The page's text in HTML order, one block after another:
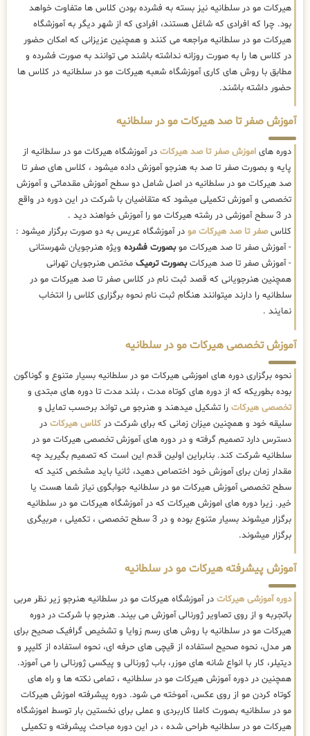
هیرکات مو در سلطانیه نیز بسته به فشرده بودن کلاس ها متفاوت خواهد
بود. چرا که افرادی که شاغل هستند، افرادی که از شهر دیگر به آموزشگاه
هیرکات مو در سلطانیه مراجعه می کنند و همچنین عزیزانی که امکان حضور
در کلاس ها را به صورت روزانه نداشته باشند می توانند به صورت فشرده و
مطابق با روش های کاری آموزشگاه شعبه هیرکات مو در سلطانیه در کلاس ها
حضور داشته باشند.
آموزش صفر تا صد هیرکات مو در سلطانیه
دوره های اموزش صفر تا صد هیرکات در آموزشگاه هیرکات مو در سلطانیه از
پایه و بصورت صفر تا صد به هنرجو آموزش داده میشود ، کلاس های صفر تا
صد هیرکات مو در سلطانیه در اصل شامل دو سطح آموزش مقدماتی و آموزش
تخصصی و آموزش تکمیلی میشود که متقاضیان با شرکت در این دوره در واقع
در 3 سطح آموزشی در رشته هیرکات مو را آموزش خواهند دید .
کلاسصفر تا صد هیرکات مو در آموزشگاه عریس به دو صورت برگزار میشود :
- آموزش صفر تا صد هیرکات موبصورت فشرده ویژه هنرجویان شهرستانی
- آموزش صفر تا صد هیرکاتبصورت ترمیک مختص هنرجویان تهرانی
همچنین هنرجویانی که قصد ثبت نام در کلاس صفر تا صد هیرکات مو در
سلطانیه را دارند میتوانند هنگام ثبت نام نحوه برگزاری کلاس را انتخاب
نمایند .
آموزش تخصصی هیرکات مو در سلطانیه
نحوه برگزاری دوره های اموزشی هیرکات مو در سلطانیه بسیار متنوع و گوناگون
بوده بطوریکه که از دوره های کوتاه مدت ، بلند مدت تا دوره های مبتدی و
تخصصی هیرکات را تشکیل میدهند و هنرجو می تواند برحسب تمایل و
سلیقه خود و همچنین میزان زمانی که برای شرکت در کلاس هیرکات در
دسترس دارد تصمیم گرفته و در دوره های آموزش تخصصی هیرکات مو در
سلطانیه شرکت کند. بنابراین اولین قدم این است که تصمیم بگیرید چه
مقدار زمان برای آموزش خود اختصاص دهید، ثانیا باید مشخص کنید که
سطح تخصصی آموزش هیرکات مو در سلطانیه جوابگوی نیاز شما هست یا
خیر. زیرا دوره های اموزش هیرکات که در آموزشگاه هیرکات مو در سلطانیه
برگزار میشوند بسیار متنوع بوده و در 3 سطح تخصصی ، تکمیلی ، مربیگری
برگزار میشوند.
آموزش پیشرفته هیرکات مو در سلطانیه
دوره آموزشی هیرکات در آموزشگاه هیرکات مو در سلطانیه هنرجو زیر نظر مربی
باتجربه و از روی تصاویر ژورنالی آموزش می بیند. هنرجو با شرکت در دوره
هیرکات مو در سلطانیه با روش های رسم زوایا و تشخیص گرافیک صحیح برای
هر مدل، نحوه صحیح استفاده از قیچی های حرفه ای، نحوه استفاده از کلیپر و
دیتیلر، کار با انواع شانه های موزر، باب ژورنالی و پیکسی ژورنالی را می آموزد.
همچنین در دوره آموزش هیرکات مو در سلطانیه ، تمامی نکته ها و راه های
کوتاه کردن مو از روی عکس، آموخته می شود. دوره پیشرفته اموزش هیرکات
مو در سلطانیه بصورت کاملا کاربردی و عملی برای نخستین بار توسط اموزشگاه
هیرکات مو در سلطانیه طراحی شده ، در این دوره مباحث پیشرفته و تکمیلی